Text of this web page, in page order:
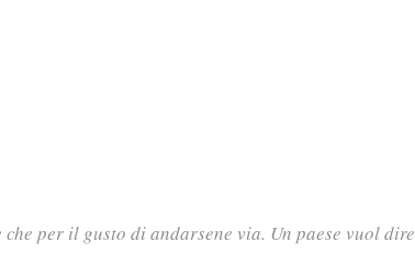
che per il gusto di andarsene via. Un paese vuol dire